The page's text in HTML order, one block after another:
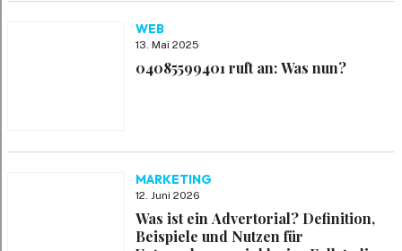
WEB
13. Mai 2025
04085599401 ruft an: Was nun?
MARKETING
12. Juni 2026
Was ist ein Advertorial? Definition,
Beispiele und Nutzen für